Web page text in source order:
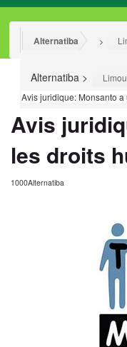
Alternatiba >
Alternatiba >
Avis juridique: Monsanto
Avis
les droits
1000Alternatiba